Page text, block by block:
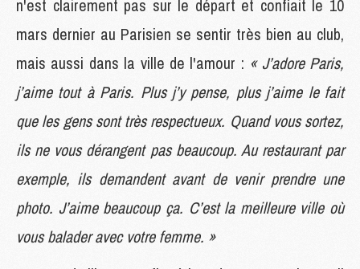
n'est clairement pas sur le départ et confiait le 10
mars dernier au Parisien se sentir très bien au club,
mais aussi dans la ville de l'amour : « J’adore Paris,
j’aime tout à Paris. Plus j’y pense, plus j’aime le fait
que les gens sont très respectueux. Quand vous sortez,
ils ne vous dérangent pas beaucoup. Au restaurant par
exemple, ils demandent avant de venir prendre une
photo. J’aime beaucoup ça. C’est la meilleure ville où
vous balader avec votre femme. »